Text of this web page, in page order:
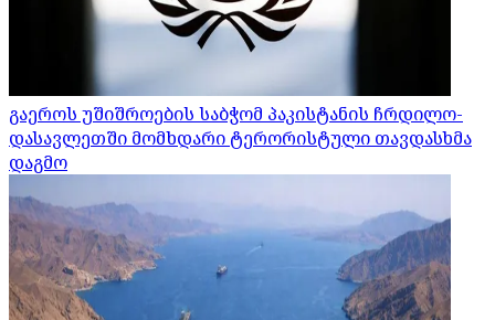
გაეროს უშიშროების საბჭომ პაკისტანის ჩრდილო-
დასავლეთში მომხდარი ტერორისტული თავდასხმა
დაგმო